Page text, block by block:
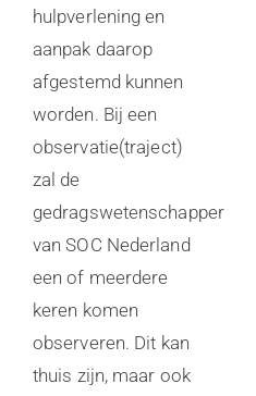
hulpverlening en
aanpak daarop
afgestemd kunnen
worden. Bij een
observatie(traject)
zal de
gedragswetenschapper
van SOC Nederland
een of meerdere
keren komen
observeren. Dit kan
thuis zijn, maar ook